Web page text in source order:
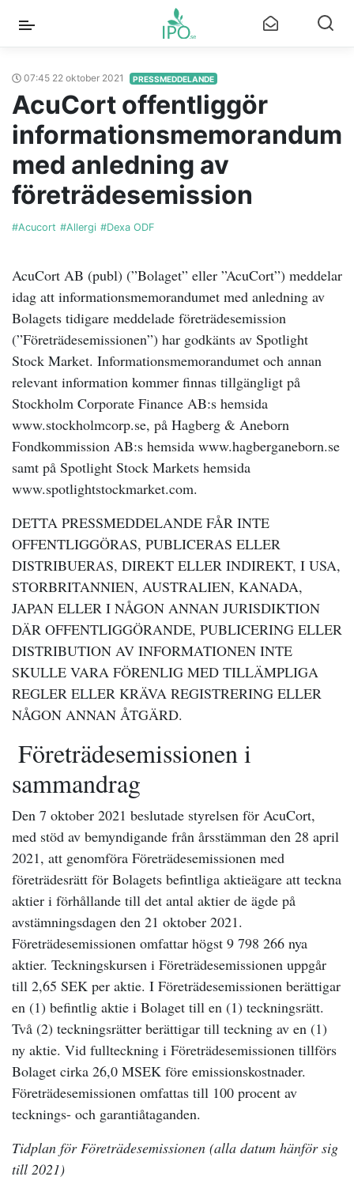
07:45 22 oktober 2021 PRESSMEDDELANDE
AcuCort offentliggör
informationsmemorandum
med anledning av
företrädesemission
#Acucort #Allergi #Dexa ODF
AcuCort AB (publ) (”Bolaget” eller ”AcuCort”) meddelar
idag att informationsmemorandumet med anledning av
Bolagets tidigare meddelade företrädesemission
(”Företrädesemissionen”) har godkänts av Spotlight
Stock Market. Informationsmemorandumet och annan
relevant information kommer finnas tillgängligt på
Stockholm Corporate Finance AB:s hemsida
www.stockholmcorp.se, på Hagberg & Aneborn
Fondkommission AB:s hemsida www.hagberganeborn.se
samt på Spotlight Stock Markets hemsida
www.spotlightstockmarket.com.
DETTA PRESSMEDDELANDE FÅR INTE
OFFENTLIGGÖRAS, PUBLICERAS ELLER
DISTRIBUERAS, DIREKT ELLER INDIREKT, I USA,
STORBRITANNIEN, AUSTRALIEN, KANADA,
JAPAN ELLER I NÅGON ANNAN JURISDIKTION
DÄR OFFENTLIGGÖRANDE, PUBLICERING ELLER
DISTRIBUTION AV INFORMATIONEN INTE
SKULLE VARA FÖRENLIG MED TILLÄMPLIGA
REGLER ELLER KRÄVA REGISTRERING ELLER
NÅGON ANNAN ÅTGÄRD.
Företrädesemissionen i
sammandrag
Den 7 oktober 2021 beslutade styrelsen för AcuCort,
med stöd av bemyndigande från årsstämman den 28 april
2021, att genomföra Företrädesemissionen med
företrädesrätt för Bolagets befintliga aktieägare att teckna
aktier i förhållande till det antal aktier de ägde på
avstämningsdagen den 21 oktober 2021.
Företrädesemissionen omfattar högst 9 798 266 nya
aktier. Teckningskursen i Företrädesemissionen uppgår
till 2,65 SEK per aktie. I Företrädesemissionen berättigar
en (1) befintlig aktie i Bolaget till en (1) teckningsrätt.
Två (2) teckningsrätter berättigar till teckning av en (1)
ny aktie. Vid fullteckning i Företrädesemissionen tillförs
Bolaget cirka 26,0 MSEK före emissionskostnader.
Företrädesemissionen omfattas till 100 procent av
tecknings- och garantiåtaganden.
Tidplan för Företrädesemissionen (alla datum hänför sig
till 2021)